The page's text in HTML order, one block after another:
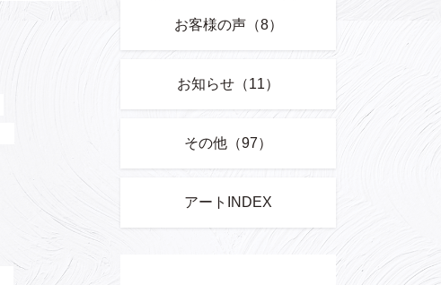
お客様の声（8）
お知らせ（11）
その他（97）
アートINDEX